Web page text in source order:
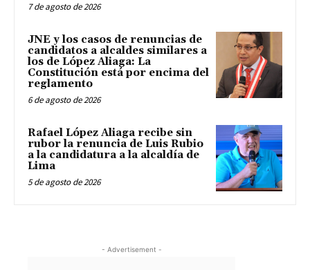
7 de agosto de 2026
JNE y los casos de renuncias de
candidatos a alcaldes similares a
los de López Aliaga: La
Constitución está por encima del
reglamento
6 de agosto de 2026
Rafael López Aliaga recibe sin
rubor la renuncia de Luis Rubio
a la candidatura a la alcaldía de
Lima
5 de agosto de 2026
- Advertisement -